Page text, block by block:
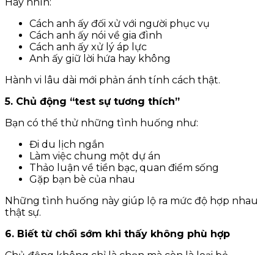
Cách anh ấy đối xử với người phục vụ
Cách anh ấy nói về gia đình
Cách anh ấy xử lý áp lực
Anh ấy giữ lời hứa hay không
Hành vi lâu dài mới phản ánh tính cách thật.
5. Chủ động “test sự tương thích”
Bạn có thể thử những tình huống như:
Đi du lịch ngắn
Làm việc chung một dự án
Thảo luận về tiền bạc, quan điểm sống
Gặp bạn bè của nhau
Những tình huống này giúp lộ ra mức độ hợp nhau
thật sự.
6. Biết từ chối sớm khi thấy không phù hợp